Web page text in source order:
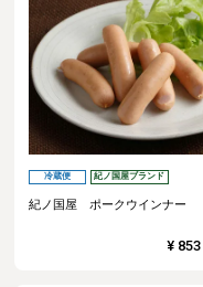
冷蔵便 紀ノ国屋ブランド
紀ノ国屋 ポークウインナー
¥ 853